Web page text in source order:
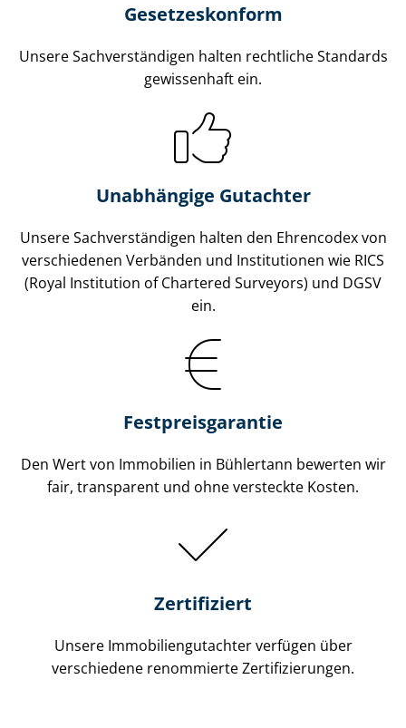
Gesetzes­konform
Unsere Sach­ver­stän­di­gen halten rechtliche Standards
gewissenhaft ein.
Unabhängige Gutachter
Unsere Sach­ver­stän­di­gen halten den Ehrencodex von
verschiedenen Verbänden und Institutionen wie RICS
(Royal Institution of Chartered Surveyors) und DGSV
ein.
Festpreis​garantie
Den Wert von Immobilien in Bühlertann bewerten wir
fair, transparent und ohne versteckte Kosten.
Zertifiziert
Unsere Immobilien­gutachter verfügen über
verschiedene renommierte Zer­ti­fi­zie­run­gen.